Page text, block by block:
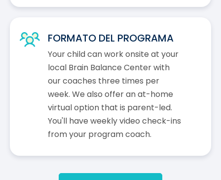
FORMATO DEL PROGRAMA
Your child can work onsite at your
local Brain Balance Center with
our coaches three times per
week. We also offer an at-home
virtual option that is parent-led.
You'll have weekly video check-ins
from your program coach.